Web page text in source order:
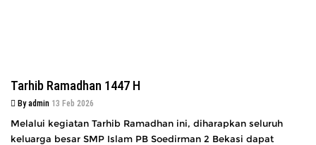
Tarhib Ramadhan 1447 H
By admin 13 Feb 2026
Melalui kegiatan Tarhib Ramadhan ini, diharapkan seluruh
keluarga besar SMP Islam PB Soedirman 2 Bekasi dapat